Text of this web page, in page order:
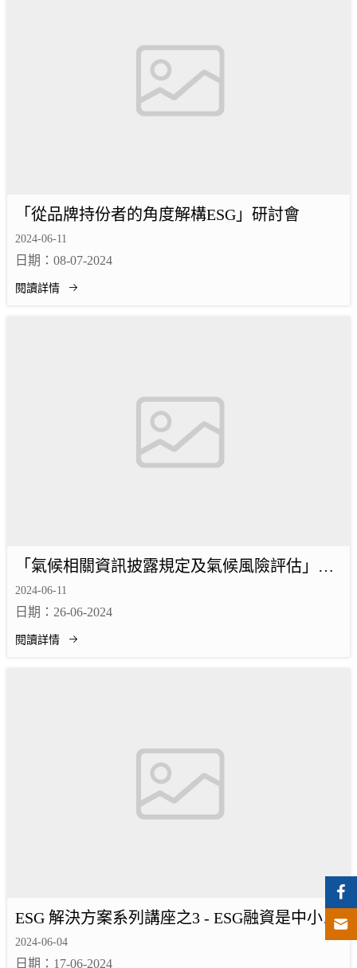
「從品牌持份者的角度解構ESG」研討會
2024-06-11
日期：08-07-2024
閱讀詳情
「氣候相關資訊披露規定及氣候風險評估」研
討會
2024-06-11
日期：26-06-2024
閱讀詳情
ESG 解決方案系列講座之3 - ESG融資是中小微
企長遠又較便宜的融資出路？
2024-06-04
日期：17-06-2024